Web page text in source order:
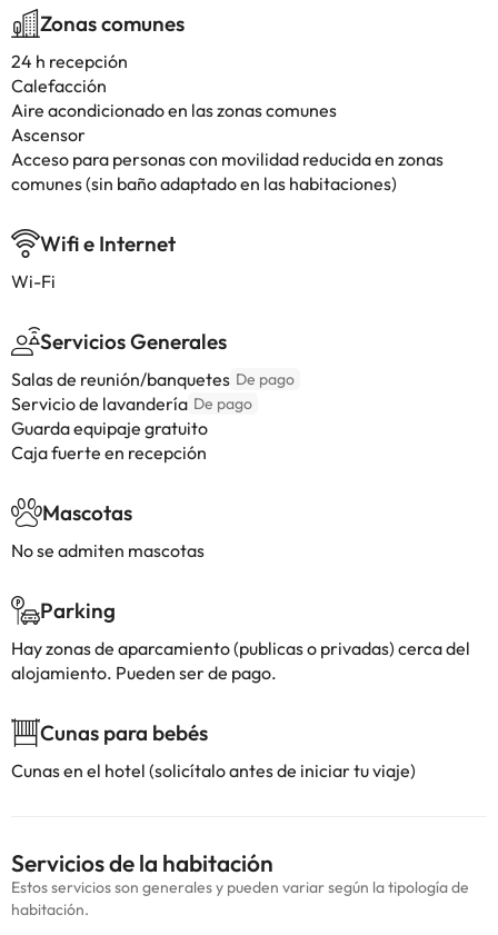
Zonas comunes
24 h recepción
Calefacción
Aire acondicionado en las zonas comunes
Ascensor
Acceso para personas con movilidad reducida en zonas
comunes (sin baño adaptado en las habitaciones)
Wifi e Internet
Wi-Fi
Servicios Generales
Salas de reunión/banquetes De pago
Servicio de lavandería De pago
Guarda equipaje gratuito
Caja fuerte en recepción
Mascotas
No se admiten mascotas
Parking
Hay zonas de aparcamiento (publicas o privadas) cerca del
alojamiento. Pueden ser de pago.
Cunas para bebés
Cunas en el hotel (solicítalo antes de iniciar tu viaje)
Servicios de la habitación
Estos servicios son generales y pueden variar según la tipología de
habitación.